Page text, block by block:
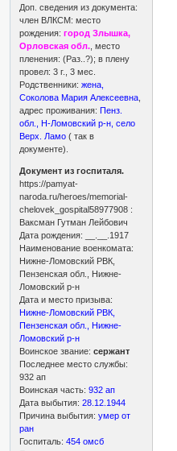
Доп. сведения из документа:
член ВЛКСМ: место
рождения:город Злышка,
Орловская обл. , место
пленения: (Раз..?); в плену
провел: 3 г., 3 мес.
Родственники:жена,
Соколова Мария Алексеевна
адрес проживания:Пенз.
обл., Н-Ломовский р-н, село
Верх. Ламо ( так в
документе).
Документ из госпиталя.
https://pamyat-
naroda.ru/heroes/memorial-
chelovek_gospital58977908 :
Ваксман Гутман Лейбович
Дата рождения: __.__.1917
Наименование военкомата:
Нижне-Ломовский РВК,
Пензенская обл., Нижне-
Ломовский р-н
Дата и место призыва:
Нижне-Ломовский РВК,
Пензенская обл., Нижне-
Ломовский р-н
Воинское звание:сержант
Последнее место службы:
932 ап
Воинская часть:932 ап
Дата выбытия:28.12.1944
Причина выбытия: умер от
ран
Госпиталь: 454 омсб